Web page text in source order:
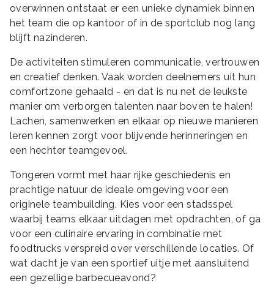
overwinnen ontstaat er een unieke dynamiek binnen
het team die op kantoor of in de sportclub nog lang
blijft nazinderen.
De activiteiten stimuleren communicatie, vertrouwen
en creatief denken. Vaak worden deelnemers uit hun
comfortzone gehaald - en dat is nu net de leukste
manier om verborgen talenten naar boven te halen!
Lachen, samenwerken en elkaar op nieuwe manieren
leren kennen zorgt voor blijvende herinneringen en
een hechter teamgevoel.
Tongeren vormt met haar rijke geschiedenis en
prachtige natuur de ideale omgeving voor een
originele teambuilding. Kies voor een stadsspel
waarbij teams elkaar uitdagen met opdrachten, of ga
voor een culinaire ervaring in combinatie met
foodtrucks verspreid over verschillende locaties. Of
wat dacht je van een sportief uitje met aansluitend
een gezellige barbecueavond?